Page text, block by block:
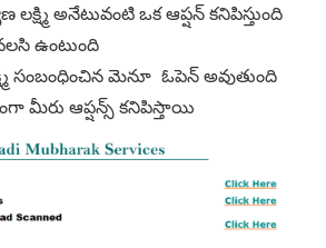
అనేటువంటి ఒక ఆప్షన్ కనిపిస్తుంది
ఉంటుంది
సంబంధించిన మెనూ ఓపెన్ అవుతుంది
మీరు ఆప్షన్స్ కనిపిస్తాయి